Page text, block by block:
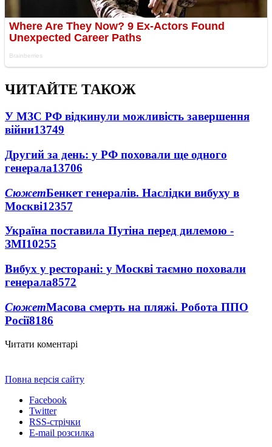
ЧИТАЙТЕ ТАКОЖ
У МЗС РФ відкинули можливість завершення
війни13749
Другий за день: у РФ поховали ще одного
генерала13706
СюжетБенкет генералів. Наслідки вибуху в
Москві12357
Україна поставила Путіна перед дилемою -
ЗМІ10255
Вибух у ресторані: у Москві таємно поховали
генерала8572
СюжетМасова смерть на пляжі. Робота ППО
Росії8186
Читати коментарі
Повна версія сайту
Facebook
Twitter
RSS-стрічки
E-mail розсилка